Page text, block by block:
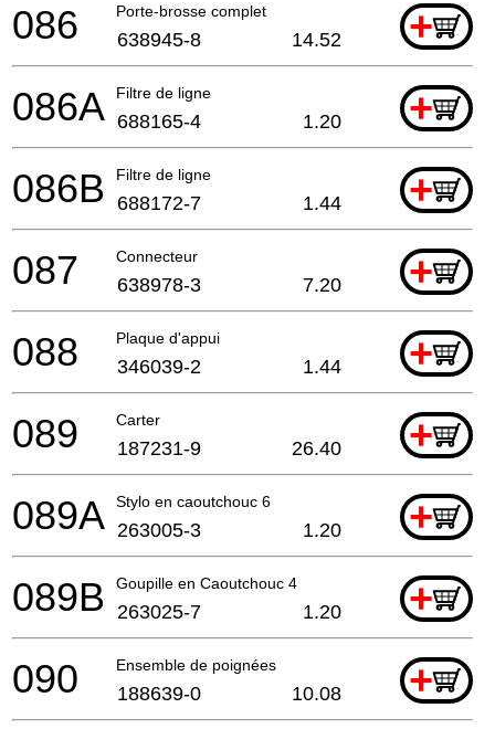
Porte-brosse complet +
086 638945-8 14.52
Filtre de ligne +
086A 688165-4 1.20
Filtre de ligne +
086B 688172-7 1.44
Connecteur +
087 638978-3 7.20
Plaque d'appui +
088 346039-2 1.44
Carter +
089 187231-9 26.40
Stylo en caoutchouc 6 +
089A 263005-3 1.20
Goupille en Caoutchouc 4 +
089B 263025-7 1.20
Ensemble de poignées +
090 188639-0 10.08